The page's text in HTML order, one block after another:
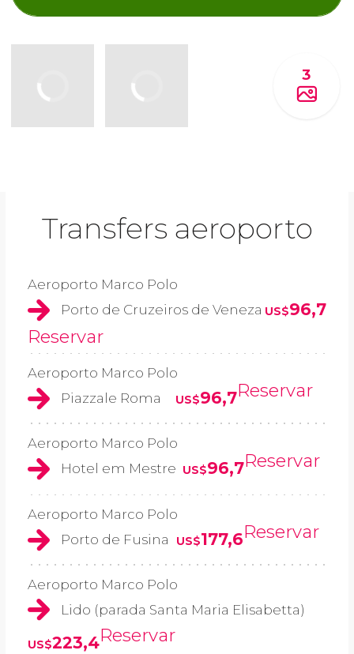
3
Transfers aeroporto
Aeroporto Marco Polo
Porto de Cruzeiros de Veneza US$96,7
Reservar
Aeroporto Marco Polo
Piazzale Roma
US$96,7Reservar
Aeroporto Marco Polo
Hotel em Mestre US$96,7Reservar
Aeroporto Marco Polo
Porto de Fusina
US$177,6Reservar
Aeroporto Marco Polo
Lido (parada Santa Maria Elisabetta)
US$223,4Reservar